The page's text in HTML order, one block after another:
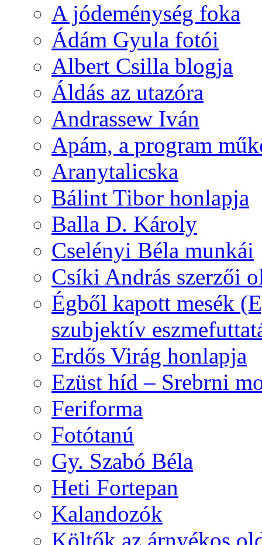
A jódeménység foka
Ádám Gyula fotói
Albert Csilla blogja
Áldás az utazóra
Andrassew Iván
Apám, a program
Aranytalicska
Bálint Tibor honlapja
Balla D. Károly
Cselényi Béla munkái
Csíki András szerzői
Égből kapott mesék
szubjektív
Erdős Virág honlapja
Ezüst híd – Srebrni
Feriforma
Fotótanú
Gy. Szabó Béla
Heti Fortepan
Kalandozók